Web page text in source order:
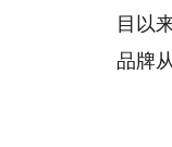
目以
品牌